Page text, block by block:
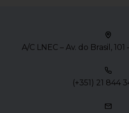
A/C LNEC – Av. do Brasil,
(+351) 21 844